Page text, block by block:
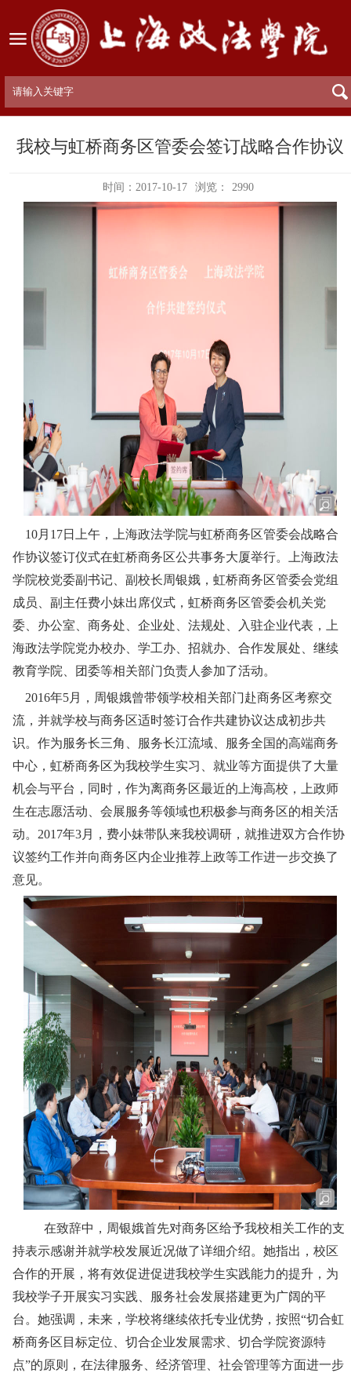
我校与虹桥商务区管委会签订战略合作协议
时间：2017-10-17 浏览： 2990
10月17日上午，上海政法学院与虹桥商务区管委会战略合
作协议签订仪式在虹桥商务区公共事务大厦举行。上海政法
学院校党委副书记、副校长周银娥，虹桥商务区管委会党组
成员、副主任费小妹出席仪式，虹桥商务区管委会机关党
委、办公室、商务处、企业处、法规处、入驻企业代表，上
海政法学院党办校办、学工办、招就办、合作发展处、继续
教育学院、团委等相关部门负责人参加了活动。
2016年5月，周银娥曾带领学校相关部门赴商务区考察交
流，并就学校与商务区适时签订合作共建协议达成初步共
识。作为服务长三角、服务长江流域、服务全国的高端商务
中心，虹桥商务区为我校学生实习、就业等方面提供了大量
机会与平台，同时，作为离商务区最近的上海高校，上政师
生在志愿活动、会展服务等领域也积极参与商务区的相关活
动。2017年3月，费小妹带队来我校调研，就推进双方合作协
议签约工作并向商务区内企业推荐上政等工作进一步交换了
意见。
在致辞中，周银娥首先对商务区给予我校相关工作的支
持表示感谢并就学校发展近况做了详细介绍。她指出，校区
合作的开展，将有效促进促进我校学生实践能力的提升，为
我校学子开展实习实践、服务社会发展搭建更为广阔的平
台。她强调，未来，学校将继续依托专业优势，按照“切合虹
桥商务区目标定位、切合企业发展需求、切合学院资源特
点”的原则，在法律服务、经济管理、社会管理等方面进一步